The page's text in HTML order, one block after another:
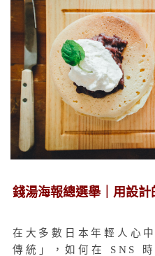
錢湯海報總選舉｜用設
在大多數日本年輕人心
傳統」，如何在 SNS